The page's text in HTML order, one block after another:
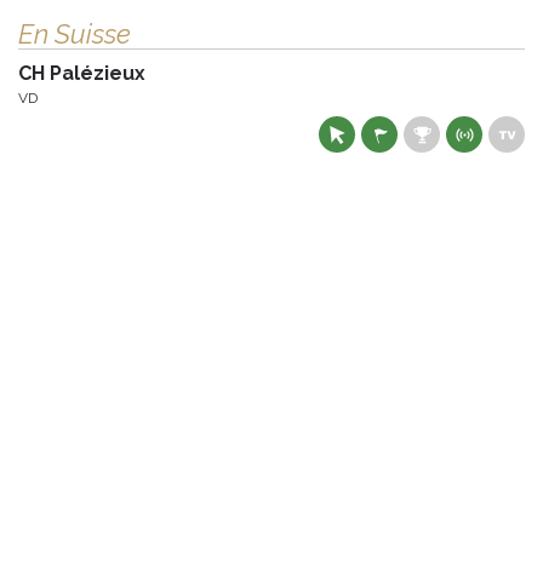
En Suisse
CH Palézieux
VD